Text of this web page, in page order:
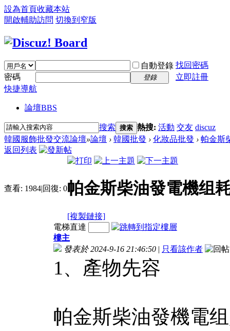
設為首頁收藏本站
開啟輔助訪問 切換到窄版
自動登錄 找回密碼
密碼
登錄
立即註冊
快捷導航
論壇BBS
搜索 搜索 熱搜: 活動 交友 discuz
韓國服飾批發交流論壇»論壇 › 韓國批發 › 化妝品批發 › 帕金斯
返回列表
查看: 1984|回復: 0帕金斯柴油發電機组
[複製鏈接]
電梯直達
樓主
發表於 2024-9-16 21:46:50 | 只看該作者
1、產物先容
帕金斯柴油發機電